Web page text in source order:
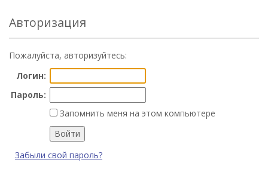
Авторизация
Пожалуйста, авторизуйтесь:
Логин:
Пароль:
Запомнить меня на этом компьютере
Забыли свой пароль?